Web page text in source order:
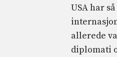
USA har
allerede
diplomati